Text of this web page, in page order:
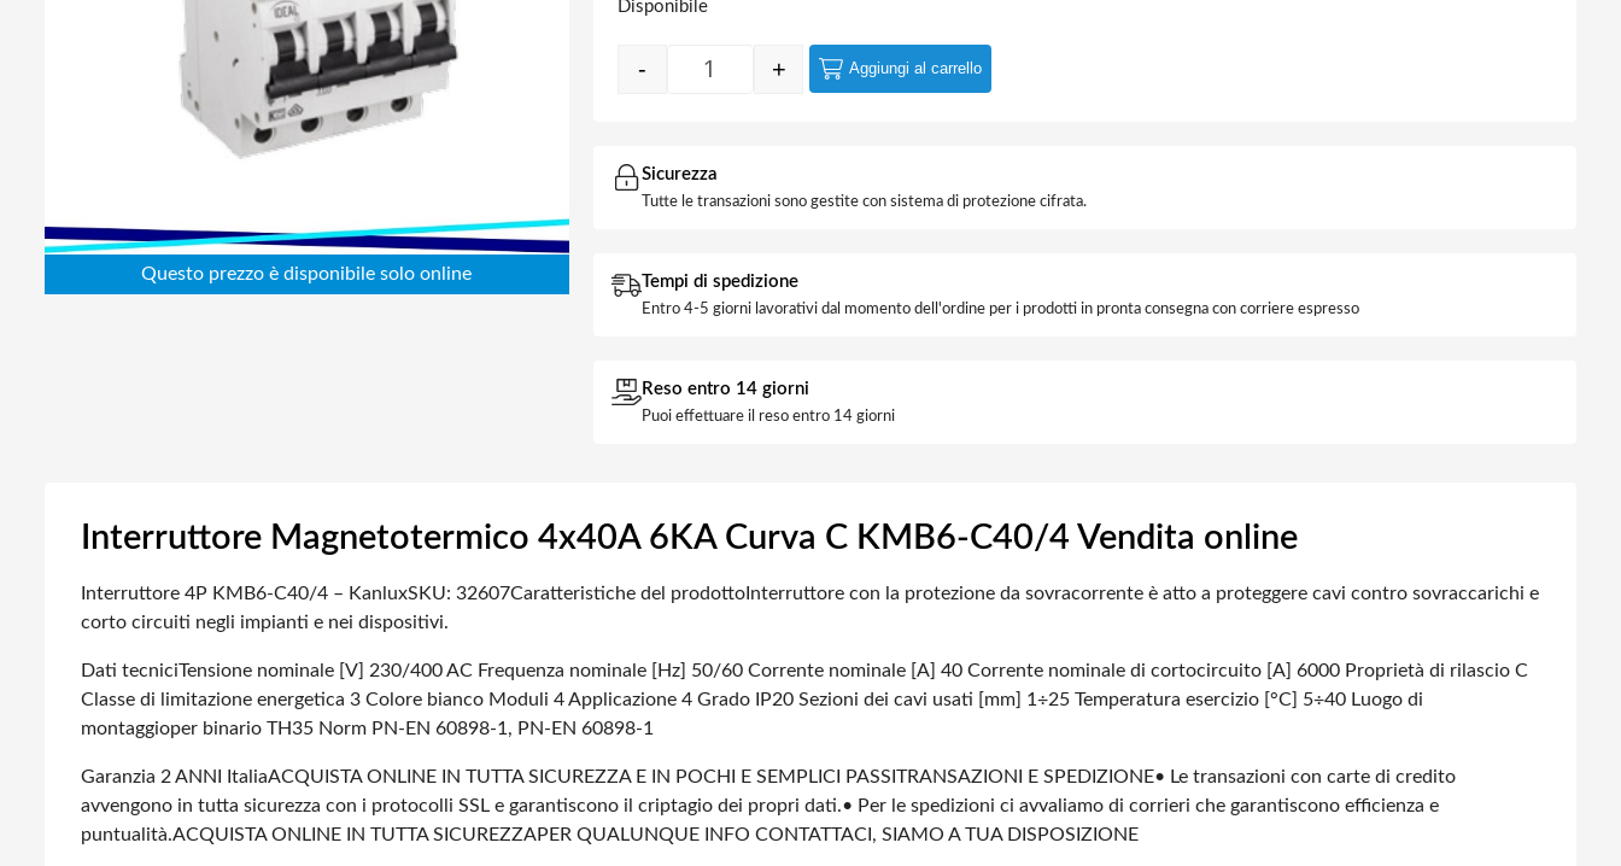
Abbigliamento da lavoro
Elettronica
Edilizia
Disponibile
Interruttore Magnetotermico 4x40A 6KA Curva C KMB6-C40/4 quantità
- + Aggiungi al carrello
Sicurezza
Tutte le transazioni sono gestite con sistema di protezione cifrata.
Tempi di spedizione
Entro 4-5 giorni lavorativi dal momento dell'ordine per i prodotti in pronta consegna con corriere espresso
Reso entro 14 giorni
Puoi effettuare il reso entro 14 giorni
Interruttore Magnetotermico 4x40A 6KA Curva C KMB6-C40/4 Vendita online
Interruttore 4P KMB6-C40/4 – KanluxSKU: 32607Caratteristiche del prodotto Interruttore con la protezione da sovracorrente è atto a proteggere cavi contro sovraccarichi e
corto circuiti negli impianti e nei dispositivi.
Dati tecniciTensione nominale [V] 230/400 AC Frequenza nominale [Hz] 50/60 Corrente nominale [A] 40 Corrente nominale di cortocircuito [A] 6000 Proprietà di rilascio C
Classe di limitazione energetica 3 Colore bianco Moduli 4Applicazione 4 Grado IP20 Sezioni dei cavi usati [mm] 1÷25 Temperatura esercizio [°C] 5÷40 Luogo di
montaggioper binario TH35 Norm PN-EN 60898-1, PN-EN 60898-1
Garanzia 2 ANNI ItaliaACQUISTA ONLINE IN TUTTA SICUREZZA E IN POCHI E SEMPLICI PASSI TRANSAZIONI E SPEDIZIONE• Le transazioni con carte di credito
avvengono in tutta sicurezza con i protocolli SSL e garantiscono il criptagio dei propri dati.• Per le spedizioni ci avvaliamo di corrieri che garantiscono efficienza e
puntualità.ACQUISTA ONLINE IN TUTTA SICUREZZAPER QUALUNQUE INFO CONTATTACI, SIAMO A TUA DISPOSIZIONE